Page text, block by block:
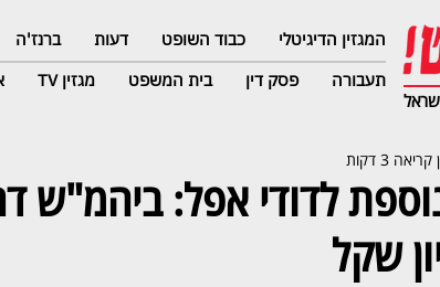
המגזין הדיגיטלי כבוד השופט דעות ברנז'ה
תעבורה
פסק דין בית המשפט מגזין TV
לדודי אפל: ביהמ"ש
3 דקות